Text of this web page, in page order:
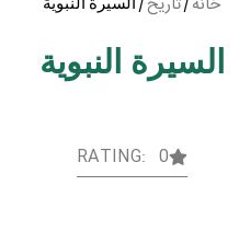
السیرة النبویة
RATING: 0